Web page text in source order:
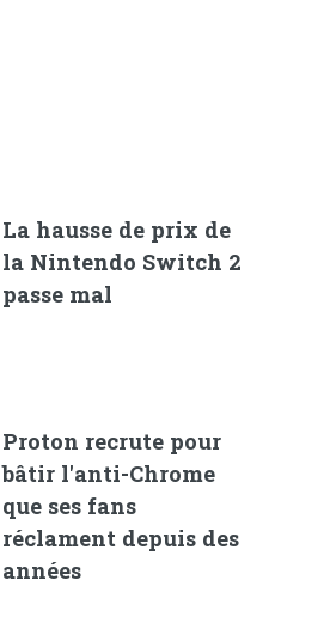
La hausse de prix de
la Nintendo Switch 2
passe mal
Proton recrute pour
bâtir l'anti-Chrome
que ses fans
réclament depuis des
années